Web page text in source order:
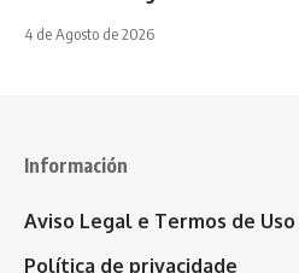
4 de Agosto de 2026
Información
Aviso Legal e Termos de Uso
Política de privacidade